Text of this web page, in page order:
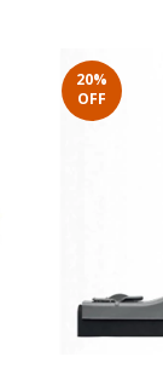
20%
OFF